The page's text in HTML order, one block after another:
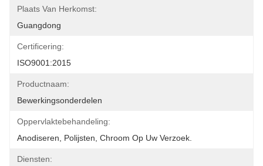
Plaats Van Herkomst:
Guangdong
Certificering:
ISO9001:2015
Productnaam:
Bewerkingsonderdelen
Oppervlaktebehandeling:
Anodiseren, Polijsten, Chroom Op Uw Verzoek.
Diensten: